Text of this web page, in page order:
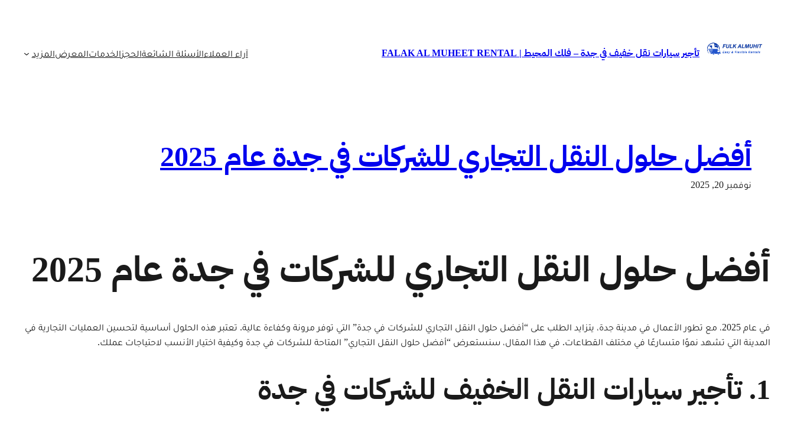
تأجير سيارات نقل خفيف في جدة – فلك المحيط | FALAK AL MUHEET RENTAL
آراء العملاءالأسئلة الشائعةالحجزالخدماتالمعرضالمزيد
أفضل حلول النقل التجاري للشركات في جدة عام 2025
نوفمبر 20, 2025
أفضل حلول النقل التجاري للشركات في جدة عام 2025
في عام 2025، مع تطور الأعمال في مدينة جدة، يتزايد الطلب على “أفضل حلول النقل التجاري للشركات في جدة” التي توفر مرونة وكفاءة عالية. تعتبر هذه الحلول أساسية لتحسين العمليات التجارية في
المدينة التي تشهد نموًا متسارعًا في مختلف القطاعات. في هذا المقال، سنستعرض “أفضل حلول النقل التجاري” المتاحة للشركات في جدة وكيفية اختيار الأنسب لاحتياجات عملك.
1. تأجير سيارات النقل الخفيف للشركات في جدة